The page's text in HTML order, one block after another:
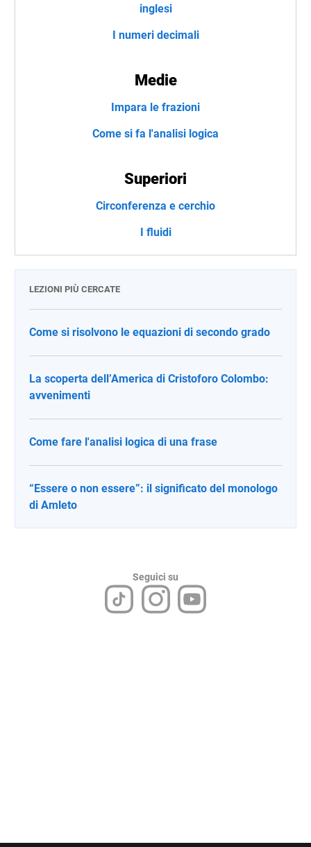
inglesi
I numeri decimali
Medie
Impara le frazioni
Come si fa l'analisi logica
Superiori
Circonferenza e cerchio
I fluidi
LEZIONI PIÙ CERCATE
Come si risolvono le equazioni di secondo grado
La scoperta dell’America di Cristoforo Colombo:
avvenimenti
Come fare l'analisi logica di una frase
“Essere o non essere”: il significato del monologo
di Amleto
Seguici su